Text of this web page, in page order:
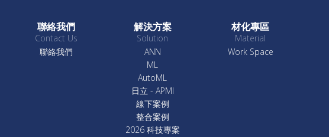
聯絡我們
Contact Us
聯絡我們
解決方案
Solution
ANN
ML
AutoML
日立 - APMI
線下案例
整合案例
2026 科技專案
材化專區
Material
Work Space